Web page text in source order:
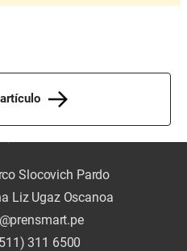
Slocovich Pardo
Liz Ugaz Oscanoa
311 6500